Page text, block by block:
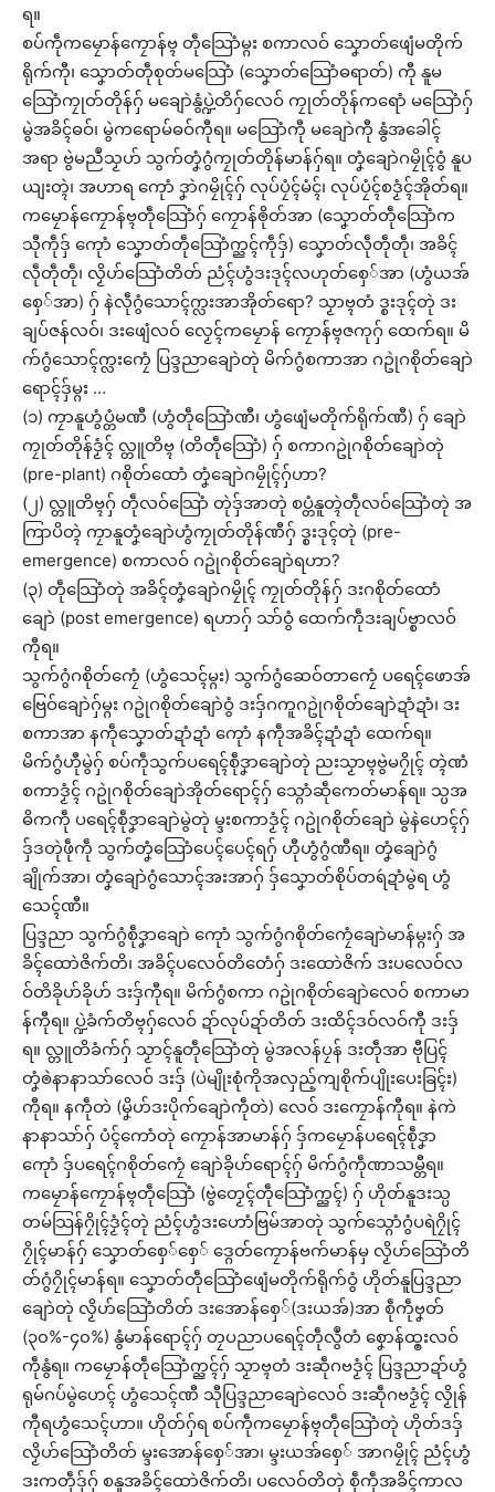
ရ။
စပ်ကဵုကမၠောန်ကၠောန်ဗ္ၚ တဵုသြောံမ္ဂး စကာလဝ် သၞောတ်ဖျေံမတိုက်
ရိုက်ကီု၊ သၞောတ်တဵုစုတ်မသြောံ (သၞောတ်သြောံဓရာတ်) ကီု နူမ
သြောံကၠုတ်တိုန်ဂှ် မချောဲနွံပ္ဍဲတိဂှ်လေဝ် ကၠုတ်တိုန်ကရောံ မသြောံဂှ်
မွဲအခိၚ်ဓဝ်၊ မွဲကရောမ်ဓဝ်ကီုရ။ မသြောံကီု မချောဲကီု နွံအခေါၚ်
အရာ ဗွဲမညဳသၟဟ် သွက်တၞံဂွံကၠုတ်တိုန်မာန်ဂှ်ရ။ တၞံချောဲဂမၠိုၚ်ဝွံ နူပ
ယျးတ္ၚဲ၊ အဟာရ ကေုာံ ဒၞာဲဂမၠိုၚ်ဂှ် လုပ်ပၠံၚ်မံၚ်၊ လုပ်ပၠံၚ်စဒၟံၚ်အိုတ်ရ။
ကမၠောန်ကၠောန်ဗ္ၚတဵုသြောံဂှ် ကၠောန်ၜိုတ်အာ (သၞောတ်တဵုသြောံက
သီုကဵုဒှ် ကေုာံ သၞောတ်တဵုသြောံက္ညၚ်ကဵုဒှ်) သၞောတ်လဵုတဵုတဵု၊ အခိၚ်
လဵုတဵုတဵု၊ လၟိဟ်သြောံတိတ် ညံၚ်ဟွံဒးဒုၚ်လဟုတ်စှေ်အာ (ဟွံယအ်
စှေ်အာ) ဂှ် နဲလဵုဂွံသောၚ်က္လးအာအိုတ်ရော? သၟာဗ္ၚတံ ဒ္စးဒုၚ်တုဲ ဒး
ချပ်ဇန်လဝ်၊ ဒးဖျေံလဝ် လၟေၚ်ကမၠောန် ကၠောန်ဗ္ၚဇကုဂှ် ထေက်ရ။ မိ
က်ဂွံသောၚ်က္လးကၠေံ ပြဒ္ဒညာချောဲတုဲ မိက်ဂွံစကာအာ ဂဥုဲဂစိုတ်ချောဲ
ရောၚ်ဒှ်မ္ဂး …
(၁) ကၠာနူဟွံပ္တံမဏီ (ဟွံတဵုသြောံဏီ၊ ဟွံဖျေံမတိုက်ရိုက်ဏီ) ဂှ် ချောဲ
ကၠုတ်တိုန်ဒၟံၚ် လ္တူတိဗ္ၚ (တိတဵုသြောံ) ဂှ် စကာဂဥုဲဂစိုတ်ချောဲတုဲ
(pre-plant) ဂစိုတ်ထောံ တၞံချောဲဂမၠိုၚ်ဂှ်ဟာ?
(၂) လ္တူတိဗ္ၚဂှ် တဵုလဝ်သြောံ တုဲဒှ်အာတုဲ စပ္တံနူတ္ၚဲတဵုလဝ်သြောံတုဲ အ
ကြာပိတ္ၚဲ ကၠာနူတၞံချောဲဟွံကၠုတ်တိုန်ဏီဂှ် ဒ္စးဒုၚ်တုဲ (pre-
emergence) စကာလဝ် ဂဥုဲဂစိုတ်ချောဲရဟာ?
(၃) တဵုသြောံတုဲ အခိၚ်တၞံချောဲဂမၠိုၚ် ကၠုတ်တိုန်ဂှ် ဒးဂစိုတ်ထောံ
ချောဲ (post emergence) ရဟာဂှ် သာ်ဝွံ ထေက်ကဵုဒးချပ်ဗ္စာလဝ်
ကီုရ။
သွက်ဂွံဂစိုတ်ကၠေံ (ဟွံသေၚ်မ္ဂး) သွက်ဂွံဆေဝ်တာကၠေံ ပရေၚ်ဖောအ်
ဗြေဝ်ချောဲဂှ်မ္ဂး ဂဥုဲဂစိုတ်ချောဲဝွံ ဒးဒှ်ဂကူဂဥုဲဂစိုတ်ချောဲဍာံဍာံ၊ ဒး
စကာအာ နကဵုသၞောတ်ဍာံဍာံ ကေုာံ နကဵုအခိၚ်ဍာံဍာံ ထေက်ရ။
မိက်ဂွံဟီုမွဲဂှ် စပ်ကဵုသွက်ပရေၚ်စဵုဒၞာချောဲတုဲ ညးသၟာဗ္ၚဗွဲမဂၠိုၚ် တ္ၚဲဏံ
စကာဒၟံၚ် ဂဥုဲဂစိုတ်ချောဲအိုတ်ရောၚ်ဂှ် သ္ဂောံဆဵုကေတ်မာန်ရ။ သ္ပအ
ဓိကကဵု ပရေၚ်စဵုဒၞာချောဲမွဲတုဲ မ္ဒးစကာဒၟံၚ် ဂဥုဲဂစိုတ်ချောဲ မွဲနဲဟေၚ်ဂှ်
ဒှ်ဒတုဲဖဵုကဵု သွက်တၞံသြောံပေၚ်ပေၚ်ရဂှ် ဟီုဟွံဂွံဏီရ။ တၞံချောဲဂွံ
ချိုက်အာ၊ တၞံချောဲဂွံသောၚ်အးအာဂှ် ဒှ်သၞောတ်စိုပ်တရဴဍာံမွဲရ ဟွံ
သေၚ်ဏီ။
ပြဒ္ဒညာ သွက်ဂွံစဵုဒၞာချောဲ ကေုာံ သွက်ဂွံဂစိုတ်ကၠေံချောဲမာန်မ္ဂးဂှ် အ
ခိၚ်ထောဲဇိက်တိ၊ အခိၚ်ပလေဝ်တိတေံဂှ် ဒးထောဲဇိက် ဒးပလေဝ်လ
ဝ်တိခိုဟ်ခိုဟ် ဒးဒှ်ကီုရ။ မိက်ဂွံစကာ ဂဥုဲဂစိုတ်ချောဲလေဝ် စကာမာ
န်ကီုရ။ ပ္ဍဲခံက်တိဗ္ၚဂှ်လေဝ် ဍာ်လုပ်ဍာ်တိတ် ဒးထိၚ်ဒဝ်လဝ်ကီု ဒးဒှ်
ရ။ လ္တူတိခံက်ဂှ် သၟာၚ်နူတဵုသြောံတုဲ မွဲအလန်ပၠန် ဒးတဵုအာ ဗီုပြၚ်
တၞံၜဲနာနာသာ်လေဝ် ဒးဒှ် (ပဲမျိုးစုံကိုအလှည့်ကျစိုက်ပျိုးပေးခြၚ်း)
ကီုရ။ နကဵုတဲ (မၞိဟ်ဒးပိုက်ချောဲကဵုတဲ) လေဝ် ဒးကၠောန်ကီုရ။ နဲကဲ
နာနာသာ်ဂှ် ပံၚ်ကောံတုဲ ကၠောန်အာမာန်ဂှ် ဒှ်ကမၠောန်ပရေၚ်စဵုဒၞာ
ကေုာံ ဒှ်ပရေၚ်ဂစိုတ်ကၠေံ ချောဲခိုဟ်ရောၚ်ဂှ် မိက်ဂွံကဵုဏာသမ္တီရ။
ကမၠောန်ကၠောန်ဗ္ၚတဵုသြောံ (ဗွဲတၟေၚ်တဵုသြောံက္ညၚ်) ဂှ် ဟိုတ်နူဒးသ္ပ
တမ်သြန်ဂၠိုၚ်ဒၟံၚ်တုဲ ညံၚ်ဟွံဒးဟောံဗြမ်အာတုဲ သွက်သ္ဂောံဂွံပရဲဂၠိုၚ်
ဂၠိုၚ်မာန်ဂှ် သၞောတ်စှေ်စှေ် ဒ္ဂေတ်ကၠောန်ဗက်မာန်မှ လၟိဟ်သြောံတိ
တ်ဂွံဂၠိုၚ်မာန်ရ။ သၞောတ်တဵုသြောံဖျေံမတိုက်ရိုက်ဝွံ ဟိုတ်နူပြဒ္ဒညာ
ချောဲတုဲ လၟိဟ်သြောံတိတ် ဒးအောန်စှေ်(ဒးယအ်)အာ စဵုကဵုဗၞတ်
(၃၀%-၄၀%) နွံမာန်ရောၚ်ဂှ် တၠပညာပရေၚ်တဵုလွဳတံ စၞောန်ထ္ၜးလဝ်
ကဵုနွံရ။ ကမၠောန်တဵုသြောံက္ညၚ်ဂှ် သၟာဗ္ၚတံ ဒးဆဵုဂဗဒၟံၚ် ပြဒ္ဒညာဍာ်ဟွံ
ရုမ်ဂပ်မွဲဟေၚ် ဟွံသေၚ်ဏီ သီုပြဒ္ဒညာချောဲလေဝ် ဒးဆဵုဂဗဒၟံၚ် လၟိုန်
ကီုရဟွံသေၚ်ဟာ။ ဟိုတ်ဂှ်ရ စပ်ကဵုကမၠောန်ဗ္ၚတဵုသြောံတုဲ ဟိုတ်ဒဒှ်
လၟိဟ်သြောံတိတ် မ္ဒးအောန်စှေ်အာ၊ မ္ဒးယအ်စှေ် အာဂမၠိုၚ် ညံၚ်ဟွံ
ဒးကတဵုဒှ်ဂှ် စနူအခိၚ်ထောဲဇိက်တိ၊ ပလေဝ်တိတုဲ စဵုကဵုအခိၚ်ကာလ